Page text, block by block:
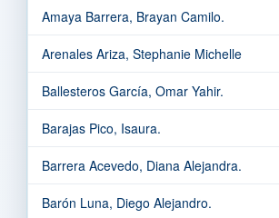
Amaya Barrera, Brayan Camilo.
Arenales Ariza, Stephanie Michelle
Ballesteros García, Omar Yahir.
Barajas Pico, Isaura.
Barrera Acevedo, Diana Alejandra.
Barón Luna, Diego Alejandro.